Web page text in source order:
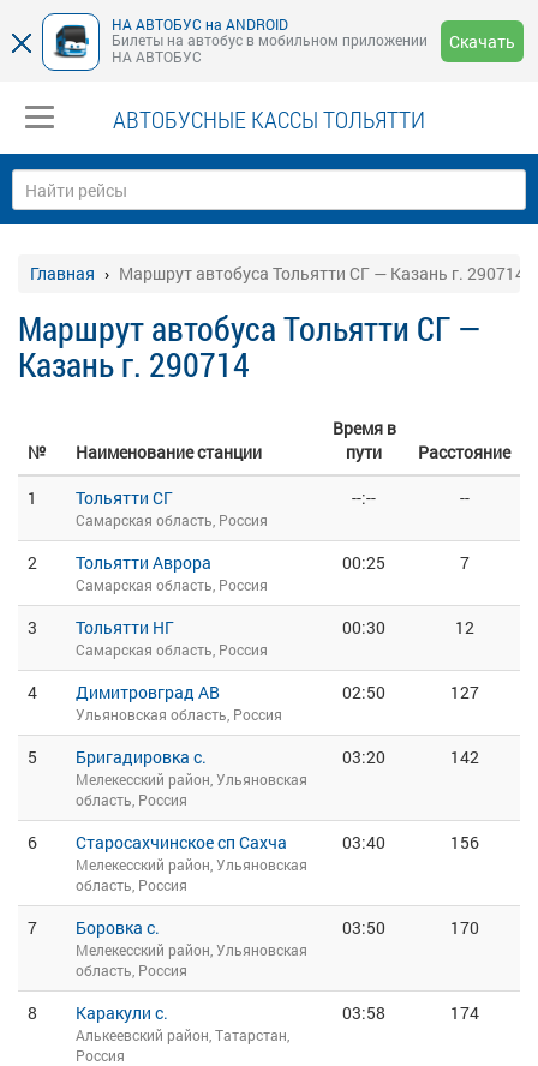
НА АВТОБУС на ANDROID
Билеты на автобус в мобильном приложении
НА АВТОБУС
Скачать
АВТОБУСНЫЕ КАССЫ ТОЛЬЯТТИ
Главная Маршрут автобуса Тольятти СГ — Казань г. 290714
Маршрут автобуса Тольятти СГ —
Казань г. 290714
№ Наименование станции
Время в
пути
Расстояние
1
Тольятти СГ
Самарская область, Россия
--:-- --
2 Тольятти Аврора
Самарская область, Россия
00:25 7
3 Тольятти НГ
Самарская область, Россия
00:30 12
4 Димитровград АВ
Ульяновская область, Россия
02:50 127
5 Бригадировка с.
Мелекесский район, Ульяновская
область, Россия
03:20 142
6 Старосахчинское сп Сахча
Мелекесский район, Ульяновская
область, Россия
03:40 156
7 Боровка с.
Мелекесский район, Ульяновская
область, Россия
03:50 170
8 Каракули с.
Алькеевский район, Татарстан,
Россия
03:58 174